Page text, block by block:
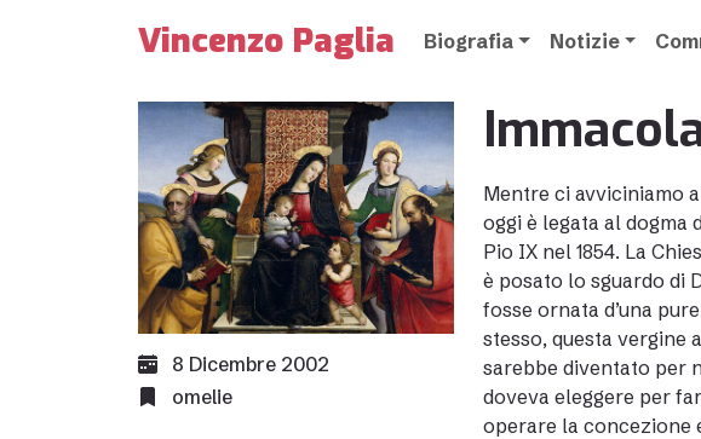
Vincenzo Paglia Biografia Notizie
8 Dicembre 2002
omelie
Mentre ci avviciniamo
oggi è legata al dogma
Pio IX nel 1854. La
è posato lo sguardo di
fosse ornata d’una
stesso, questa vergine
sarebbe diventato per
doveva eleggere per
operare la concezione